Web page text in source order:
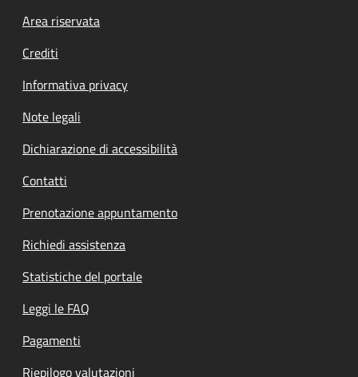
Footer menu
Area riservata
Crediti
Informativa privacy
Note legali
Dichiarazione di accessibilità
Contatti
Prenotazione appuntamento
Richiedi assistenza
Statistiche del portale
Leggi le FAQ
Pagamenti
Riepilogo valutazioni